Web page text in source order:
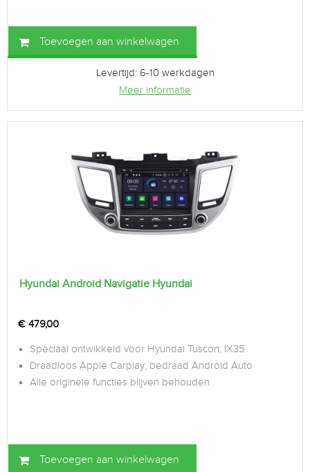
Toevoegen aan winkelwagen
Levertijd: 6-10 werkdagen
Meer informatie
Hyundai Android Navigatie Hyundai
€ 479,00
Speciaal ontwikkeld voor Hyundai Tuscon, IX35
Draadloos Apple Carplay; bedraad Android Auto
Alle originele functies blijven behouden
Toevoegen aan winkelwagen